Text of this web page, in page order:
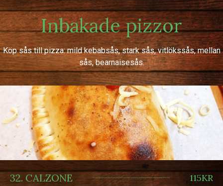
Inbakade pizzor
Köp sås till pizza: mild kebabsås, stark sås, vitlökssås, mellan
sås, bearnaisesås.
32. CALZONE 115KR